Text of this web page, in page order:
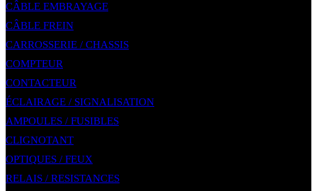
CÂBLE EMBRAYAGE
CÂBLE FREIN
CARROSSERIE / CHASSIS
COMPTEUR
CONTACTEUR
ÉCLAIRAGE / SIGNALISATION
AMPOULES / FUSIBLES
CLIGNOTANT
OPTIQUES / FEUX
RELAIS / RESISTANCES